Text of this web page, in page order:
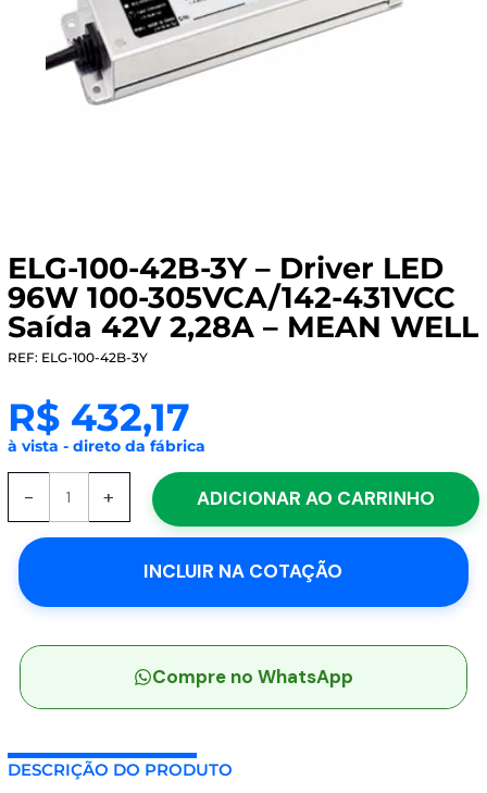
ELG-100-42B-3Y – Driver LED
96W 100-305VCA/142-431VCC
Saída 42V 2,28A – MEAN WELL
REF: ELG-100-42B-3Y
R$432,17
à vista - direto da fábrica
-
3Y
Driver
96W
305VCA/142-
42V
+ ADICIONAR AO CARRINHO
INCLUIR NA COTAÇÃO
Compre no WhatsApp
DESCRIÇÃO DO PRODUTO